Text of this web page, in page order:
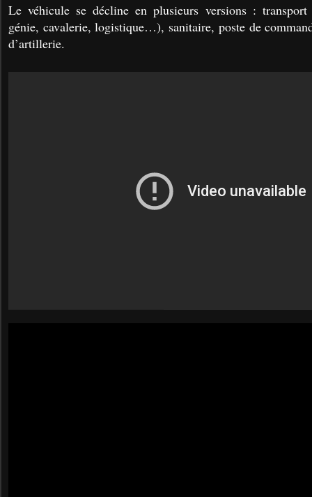
Le véhicule se décline en plusieurs versions :
génie, cavalerie, logistique…), sanitaire, poste de
d’artillerie.